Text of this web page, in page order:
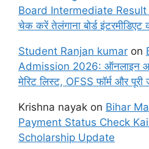
Board Intermediate
चेक करें तेलंगाना बोर्ड इंटरमीडिएट
Student Ranjan kumar on
Admission 2026: ऑनलाइन
मेरिट लिस्ट, OFSS फॉर्म और पूरी
Krishna nayak on Bihar
Payment Status Check
Scholarship Update